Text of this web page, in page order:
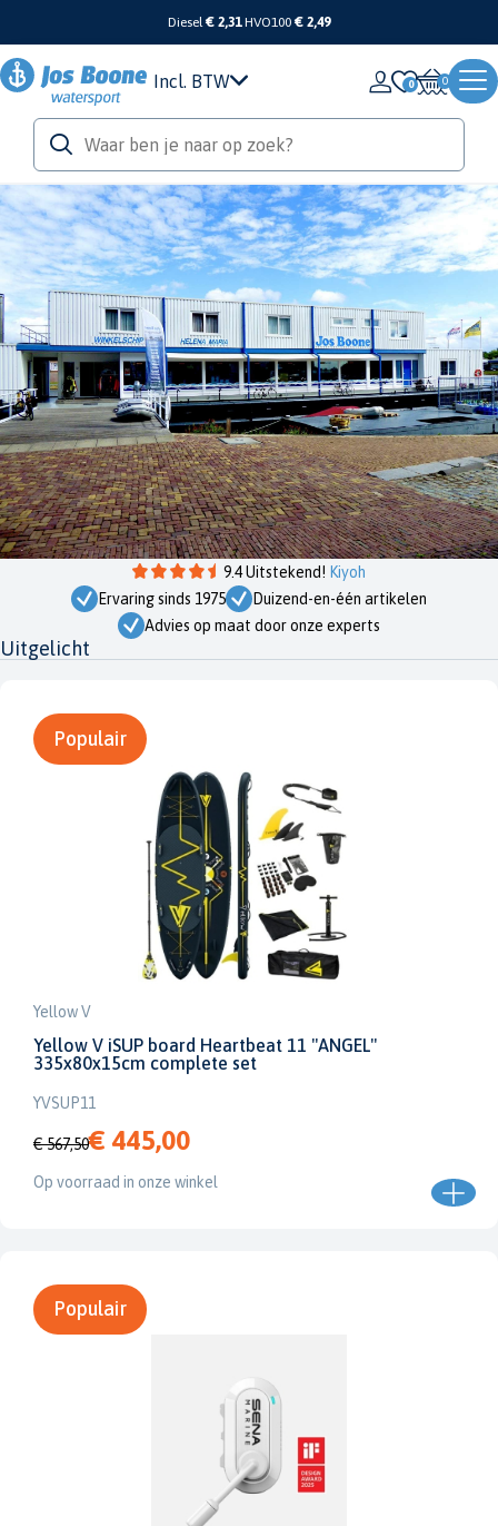
Diesel€ 2,31 HVO100 € 2,49
Incl. BTW 0
9.4 Uitstekend! Kiyoh
Ervaring sinds 1975
Duizend-en-één artikelen
Advies op maat door onze experts
Uitgelicht
Populair
Yellow V
Yellow V iSUP board Heartbeat 11 "ANGEL"
335x80x15cm complete set
YVSUP11
€ 567,50€ 445,00
Op voorraad in onze winkel
Populair